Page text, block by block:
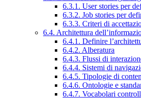
6.3.1. User stories per
6.3.2. Job stories per
6.3.3. Criteri di
6.4. Architettura
6.4.1. Definire
6.4.2. Alberatura
6.4.3. Flussi di
6.4.4. Sistemi di
6.4.5. Tipologie di
6.4.6. Ontologie e
6.4.7. Vocabolari